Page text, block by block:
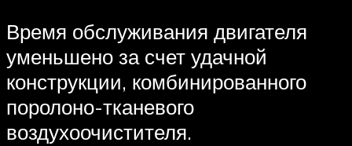
Время обслуживания двигателя
уменьшено за счет удачной
конструкции, комбинированного
поролоно-тканевого
воздухоочистителя.